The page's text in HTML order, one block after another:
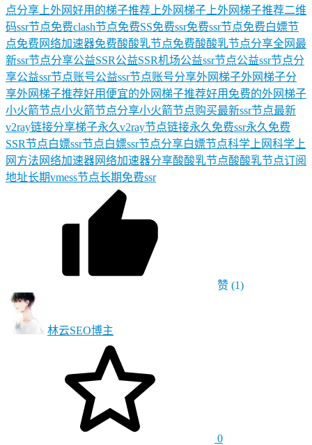
点分享 上外网好用的梯子推荐 上外网梯子 上外网梯子推荐二维
码ssr节点免费clash节点免费SS免费ssr免费ssr节点免费白嫖节
点免费网络加速器免费酸酸乳节点免费酸酸乳节点分享全网最
新ssr节点分享公益SSR公益SSR机场公益ssr节点公益ssr节点分
享公益ssr节点账号公益ssr节点账号分享外网梯子外网梯子分
享外网梯子推荐好用便宜的外网梯子推荐好用免费的外网梯子
小火箭节点小火箭节点分享小火箭节点购买最新ssr节点最新
v2ray链接分享梯子永久v2ray节点链接永久免费ssr永久免费
SSR节点白嫖ssr节点白嫖ssr节点分享白嫖节点科学上网科学上
网方法 网络加速器网络加速器分享酸酸乳节点酸酸乳节点订阅
地址长期vmess节点长期免费ssr
赞 (1)
林云SEO博主
0